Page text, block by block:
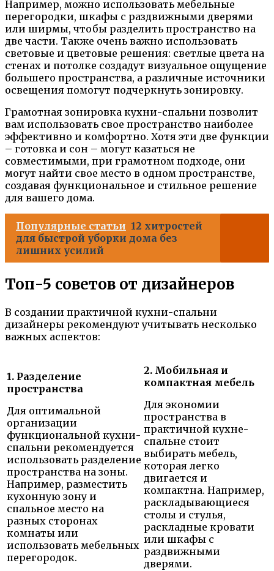
Например, можно использовать мебельные
перегородки, шкафы с раздвижными дверями
или ширмы, чтобы разделить пространство на
две части. Также очень важно использовать
световые и цветовые решения: светлые цвета на
стенах и потолке создадут визуальное ощущение
большего пространства, а различные источники
освещения помогут подчеркнуть зонировку.
Грамотная зонировка кухни-спальни позволит
вам использовать свое пространство наиболее
эффективно и комфортно. Хотя эти две функции
– готовка и сон – могут казаться не
совместимыми, при грамотном подходе, они
могут найти свое место в одном пространстве,
создавая функциональное и стильное решение
для вашего дома.
Популярные статьи 12 хитростей
для быстрой уборки дома без
лишних усилий
Топ-5 советов от дизайнеров
В создании практичной кухни-спальни
дизайнеры рекомендуют учитывать несколько
важных аспектов:
1. Разделение
пространства
Для оптимальной
организации
функциональной кухни-
спальни рекомендуется
использовать разделение
пространства на зоны.
Например, разместить
кухонную зону и
спальное место на
разных сторонах
комнаты или
использовать мебельных
перегородок.
2. Мобильная и
компактная мебель
Для экономии
пространства в
практичной кухне-
спальне стоит
выбирать мебель,
которая легко
двигается и
компактна. Например,
раскладывающиеся
столы и стулья,
раскладные кровати
или шкафы с
раздвижными
дверями.